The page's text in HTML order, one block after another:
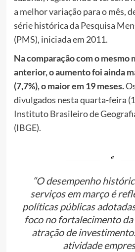
a melhor variação para o mês,
série histórica da Pesquisa
(PMS), iniciada em 2011.
Na comparação com o mesmo
anterior, o aumento foi ainda
(7,7%), o maior em 19 meses.
divulgados nesta quarta-feira
Instituto Brasileiro de
(IBGE).
“O desempenho
serviços em março é
políticas públicas
foco no fortalecimento
atração de
atividade